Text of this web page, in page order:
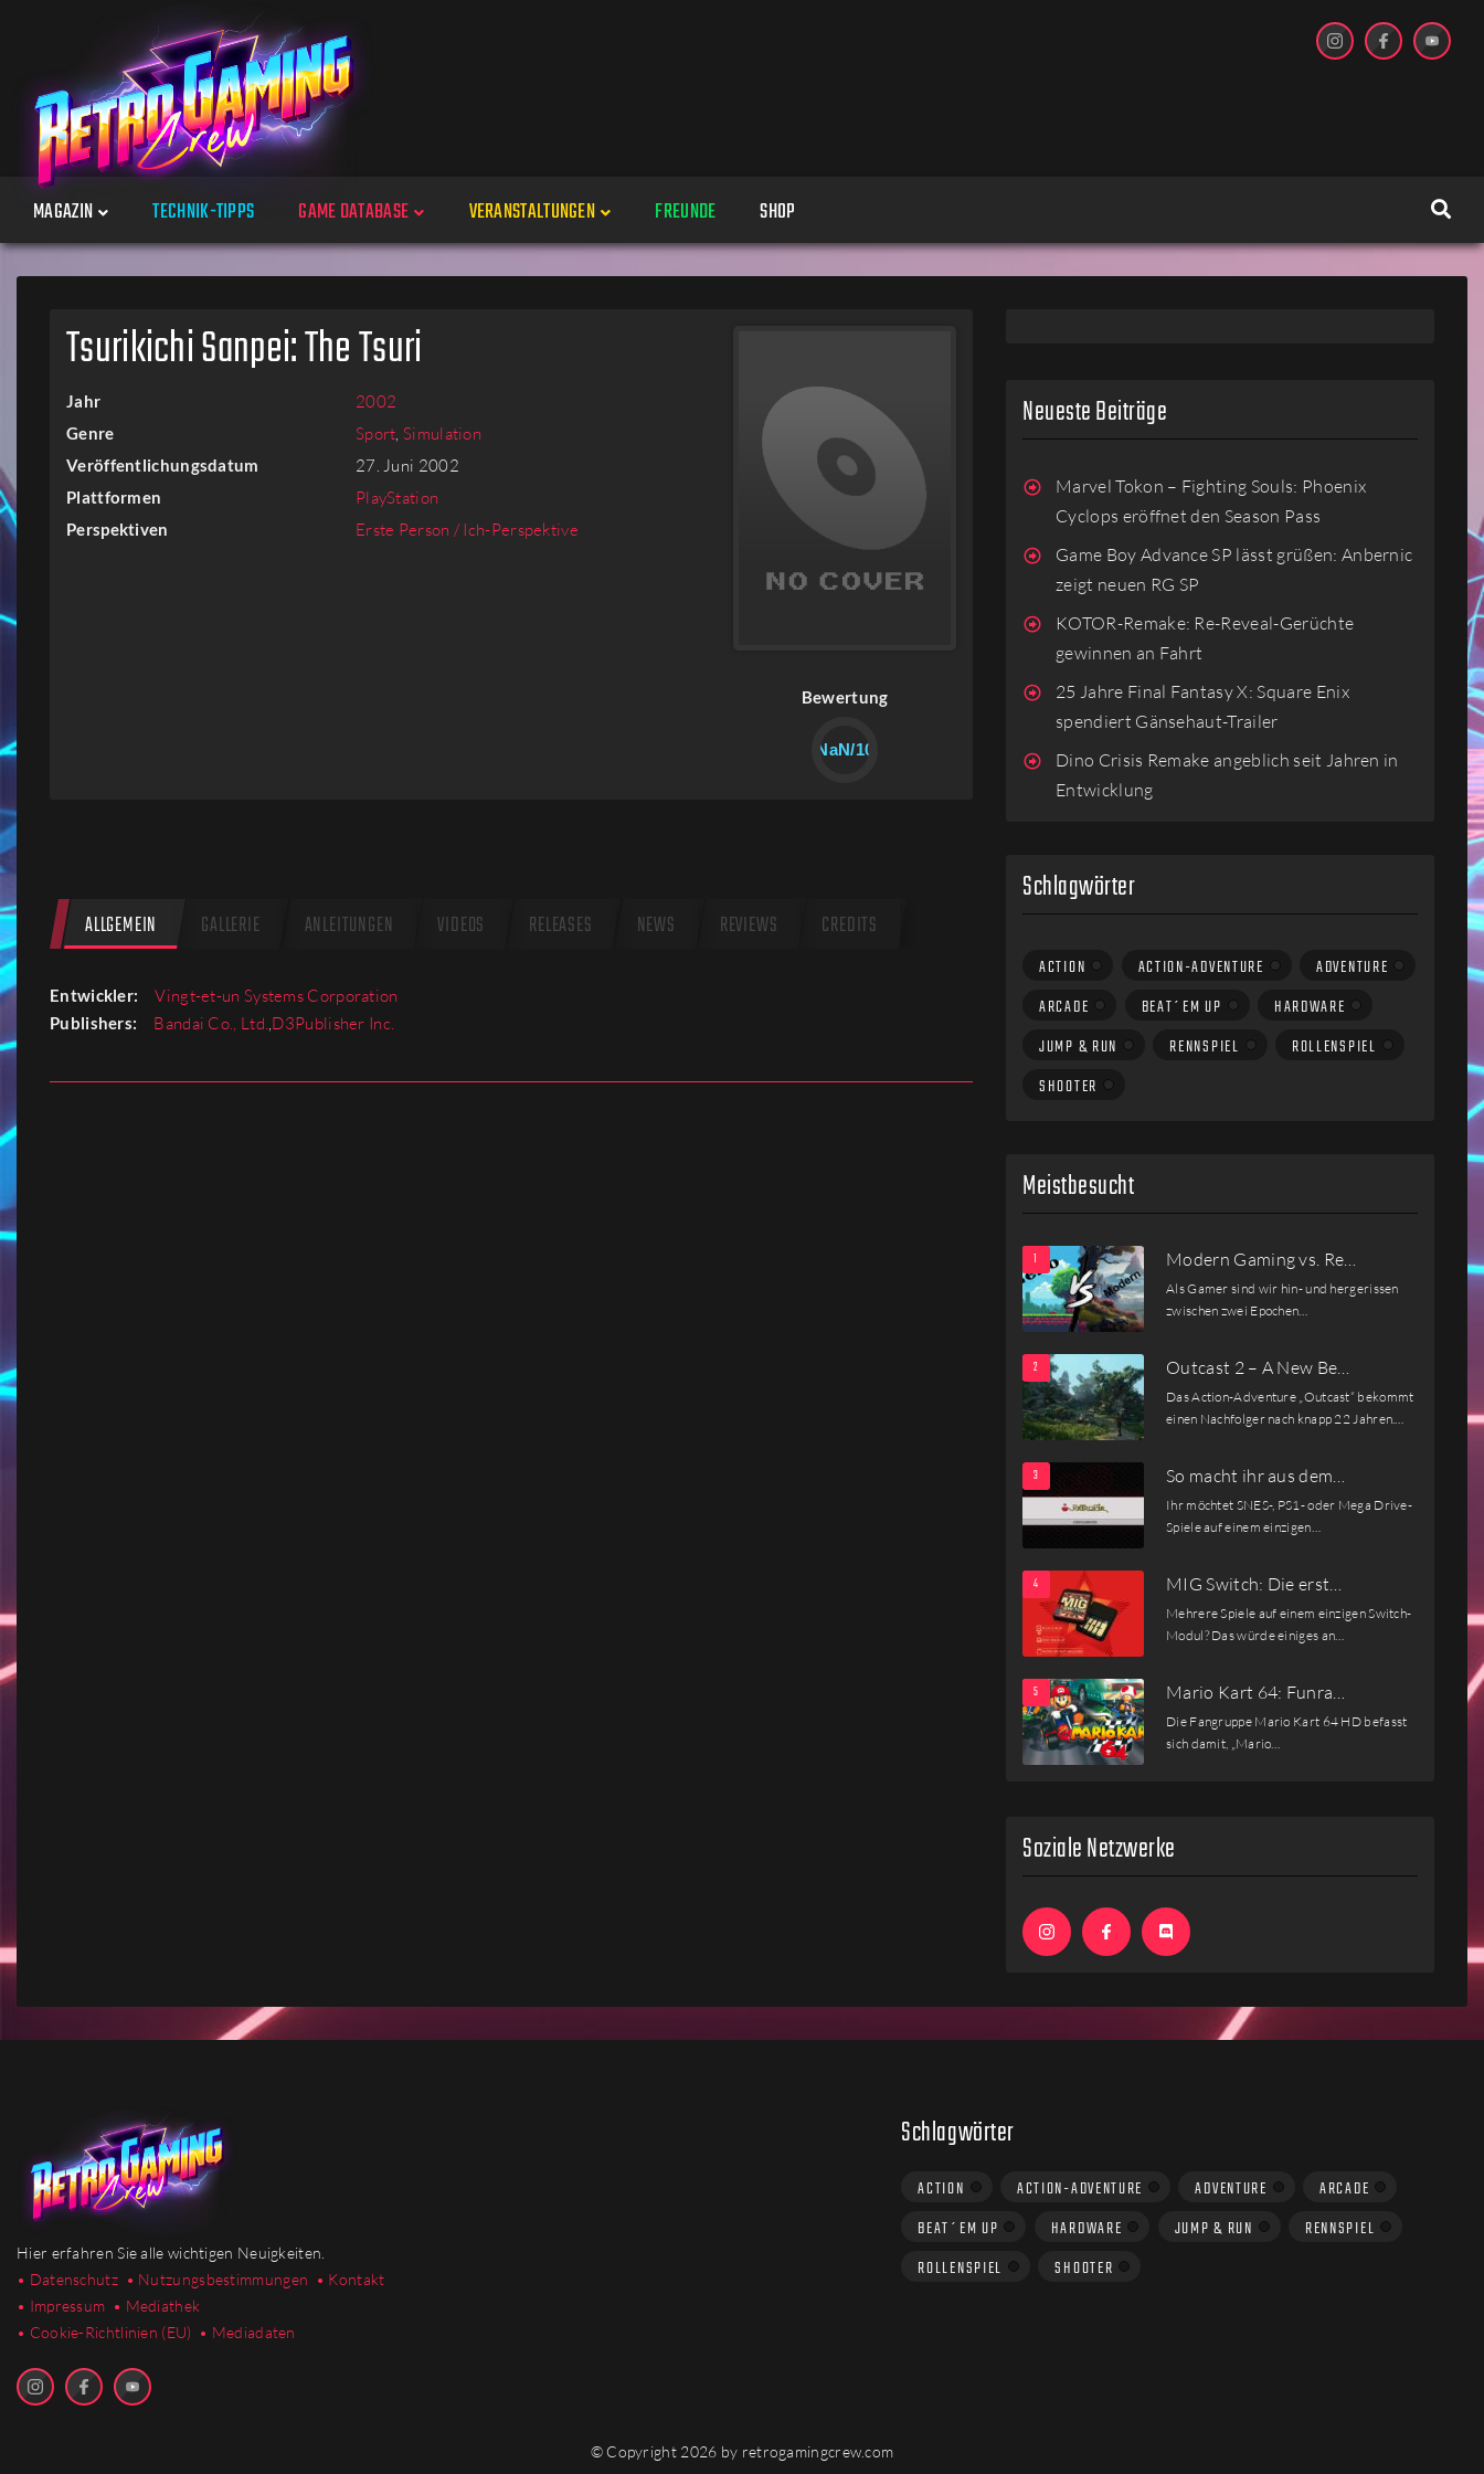
MAGAZIN TECHNIK-TIPPS GAME DATABASE
Spiele
Jahre
Plattformen
Firmen
VERANSTALTUNGEN
Veranstaltungen
FREUNDE SHOP
Tsurikichi Sanpei: The Tsuri
Jahr 2002
Genre Sport,Simulation
Veröffentlichungsdatum 27. Juni 2002
Plattformen PlayStation
Perspektiven Erste Person / Ich-Perspektive
Bewertung
NaN/10
ALLGEMEIN GALLERIE ANLEITUNGEN VIDEOS RELEASES NEWS REVIEWS CREDITS
Entwickler: Vingt-et-un Systems Corporation
Publishers: Bandai Co., Ltd.,D3Publisher Inc.
Neueste Beiträge
Marvel Tokon – Fighting Souls: Phoenix
Cyclops eröffnet den Season Pass
Game Boy Advance SP lässt grüßen: Anbernic
zeigt neuen RG SP
KOTOR-Remake: Re-Reveal-Gerüchte
gewinnen an Fahrt
25 Jahre Final Fantasy X: Square Enix
spendiert Gänsehaut-Trailer
Dino Crisis Remake angeblich seit Jahren in
Entwicklung
Schlagwörter
ACTION ACTION-ADVENTURE
ADVENTURE
ARCADE
BEAT´EM UP
HARDWARE
JUMP & RUN
RENNSPIEL
ROLLENSPIEL
SHOOTER
Meistbesucht
Modern Gaming vs. Re…
Als Gamer sind wir hin- und hergerissen
zwischen zwei Epochen…
Outcast 2 – A New Be…
Das Action-Adventure „Outcast“ bekommt
einen Nachfolger nach knapp 22 Jahren.…
So macht ihr aus dem…
Ihr möchtet SNES-, PS1- oder Mega Drive-
Spiele auf einem einzigen…
MIG Switch: Die erst…
Mehrere Spiele auf einem einzigen Switch-
Modul? Das würde einiges an…
Mario Kart 64: Funra…
Die Fangruppe Mario Kart 64 HD befasst
sich damit, „Mario…
Soziale Netzwerke
Hier erfahren Sie alle wichtigen Neuigkeiten.
• Datenschutz • Nutzungsbestimmungen • Kontakt
• Impressum • Mediathek
• Cookie-Richtlinien (EU) • Mediadaten
Schlagwörter
ACTION ACTION-ADVENTURE ADVENTURE
ARCADE
BEAT´EM UP
HARDWARE JUMP & RUN
RENNSPIEL
ROLLENSPIEL
SHOOTER
© Copyright 2026 by retrogamingcrew.com